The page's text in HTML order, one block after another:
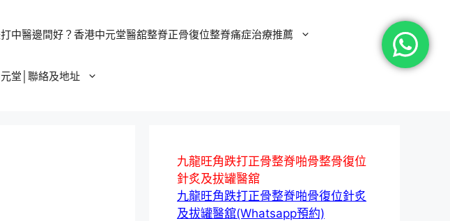
中醫邊間好？香港中元堂醫舘整脊正骨復位整脊痛症治療推薦
堂│聯絡及地址
九龍旺角跌打正骨整脊啪骨整骨復位
針炙及拔罐醫舘
九龍旺角跌打正骨整脊啪骨復位針炙
及拔罐醫舘(Whatsapp預約)